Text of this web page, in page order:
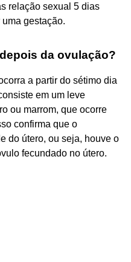
relação sexual 5 dias
gestação.
da ovulação?
a partir do sétimo dia
em um leve
ou marrom, que ocorre
confirma que o
do útero, ou seja, houve o
fecundado no útero.